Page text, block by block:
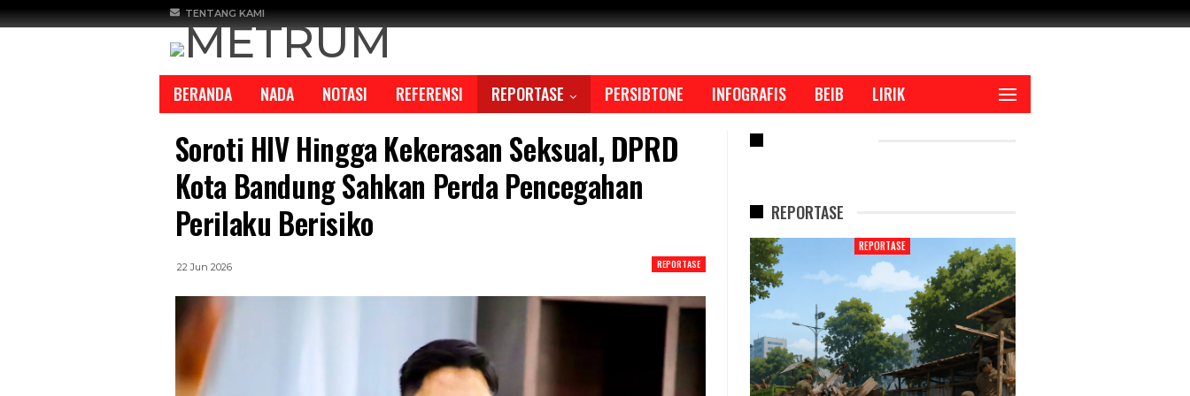
TENTANG KAMI
BERANDA NADA NOTASI REFERENSI REPORTASE PERSIBTONE INFOGRAFIS BEIB LIRIK
Soroti HIV Hingga Kekerasan Seksual, DPRD
Kota Bandung Sahkan Perda Pencegahan
Perilaku Berisiko
REPORTASE
22 Jun 2026
REPORTASE
REPORTASE